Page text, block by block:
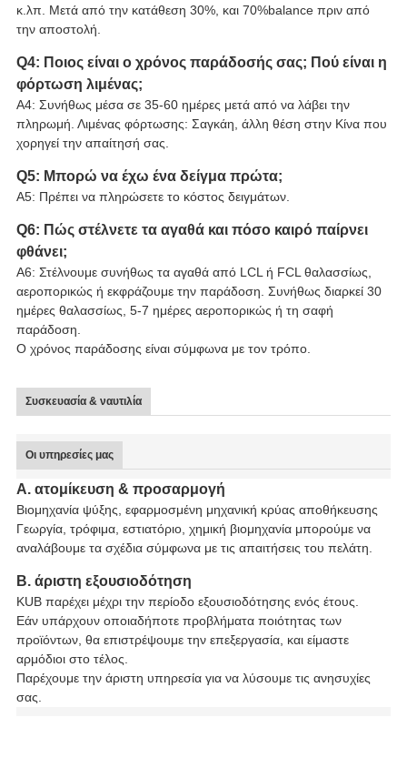
κ.λπ. Μετά από την κατάθεση 30%, και 70%balance πριν από
την αποστολή.
Q4: Ποιος είναι ο χρόνος παράδοσής σας; Πού είναι η
φόρτωση λιμένας;
A4: Συνήθως μέσα σε 35-60 ημέρες μετά από να λάβει την
πληρωμή. Λιμένας φόρτωσης: Σαγκάη, άλλη θέση στην Κίνα που
χορηγεί την απαίτησή σας.
Q5: Μπορώ να έχω ένα δείγμα πρώτα;
A5: Πρέπει να πληρώσετε το κόστος δειγμάτων.
Q6: Πώς στέλνετε τα αγαθά και πόσο καιρό παίρνει
φθάνει;
A6: Στέλνουμε συνήθως τα αγαθά από LCL ή FCL θαλασσίως,
αεροπορικώς ή εκφράζουμε την παράδοση. Συνήθως διαρκεί 30
ημέρες θαλασσίως, 5-7 ημέρες αεροπορικώς ή τη σαφή
παράδοση.
Ο χρόνος παράδοσης είναι σύμφωνα με τον τρόπο.
Συσκευασία & ναυτιλία
Οι υπηρεσίες μας
Α. ατομίκευση & προσαρμογή
Βιομηχανία ψύξης, εφαρμοσμένη μηχανική κρύας αποθήκευσης
Γεωργία, τρόφιμα, εστιατόριο, χημική βιομηχανία μπορούμε να
αναλάβουμε τα σχέδια σύμφωνα με τις απαιτήσεις του πελάτη.
Β. άριστη εξουσιοδότηση
KUB παρέχει μέχρι την περίοδο εξουσιοδότησης ενός έτους.
Εάν υπάρχουν οποιαδήποτε προβλήματα ποιότητας των
προϊόντων, θα επιστρέψουμε την επεξεργασία, και είμαστε
αρμόδιοι στο τέλος.
Παρέχουμε την άριστη υπηρεσία για να λύσουμε τις ανησυχίες
σας.